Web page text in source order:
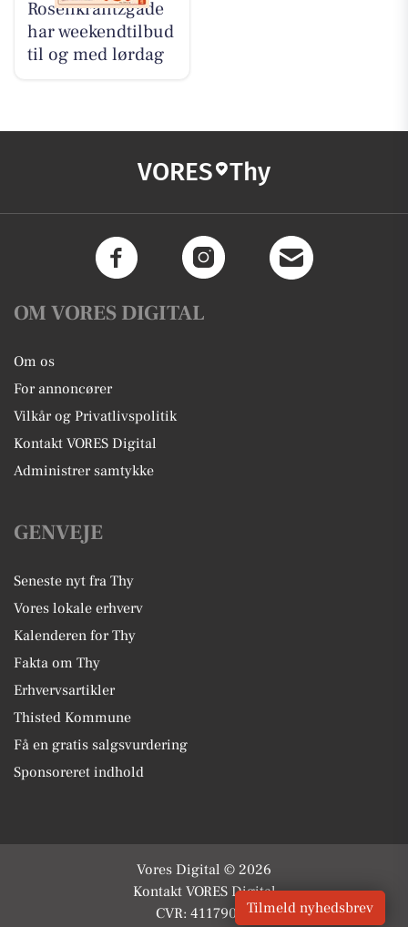
Rosenkrantzgade
har weekendtilbud
til og med lørdag
VORES Thy
OM VORES DIGITAL
Om os
For annoncører
Vilkår og Privatlivspolitik
Kontakt VORES Digital
Administrer samtykke
GENVEJE
Seneste nyt fra Thy
Vores lokale erhverv
Kalenderen for Thy
Fakta om Thy
Erhvervsartikler
Thisted Kommune
Få en gratis salgsvurdering
Sponsoreret indhold
Vores Digital © 2026
Kontakt VORES Digital
CVR: 41179082Tilmeld nyhedsbrev